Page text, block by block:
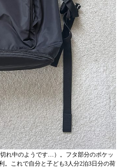
れ中のようです…）。フタ部分のポケッ
。これで自分と子ども3人分2泊3日分の荷